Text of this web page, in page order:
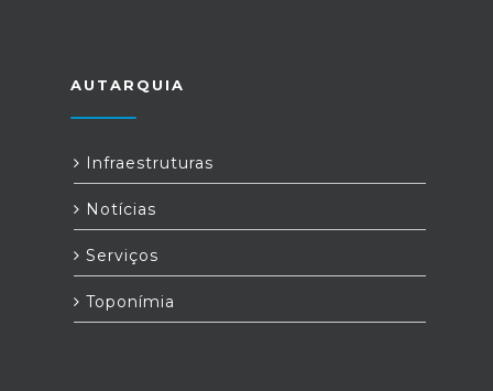
AUTARQUIA
Infraestruturas
Notícias
Serviços
Toponímia